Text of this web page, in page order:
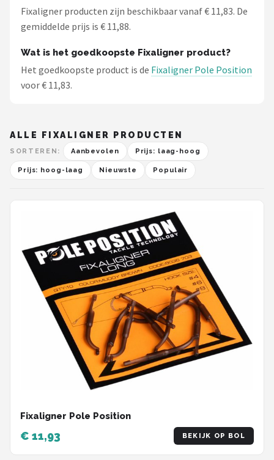
Fixaligner producten zijn beschikbaar vanaf € 11,83. De
gemiddelde prijs is € 11,88.
Wat is het goedkoopste Fixaligner product?
Het goedkoopste product is de Fixaligner Pole Position
voor € 11,83.
ALLE FIXALIGNER PRODUCTEN
SORTEREN: Aanbevolen Prijs: laag-hoog
Prijs: hoog-laag Nieuwste Populair
Fixaligner Pole Position
€ 11,93 BEKIJK OP BOL